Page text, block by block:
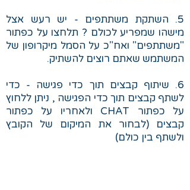
5. השתקת משתתפים - יש רעש אצל
מישהו שמפריע לכולם ? תלחצו על כפתור
"משתתפים" ואח"כ על הסמל מיקרופון של
המשתמש שאתם רוצים להשתיק.
6. שיתוף קבצים תוך כדי פגישה - כדי
לשתף קבצים תוך כדי הפגישה , ניתן ללחוץ
על כפתור CHAT ולאחריו על כפתור
קבצים (לבחור את המיקום של הקובץ
ולשתף בין כולם)